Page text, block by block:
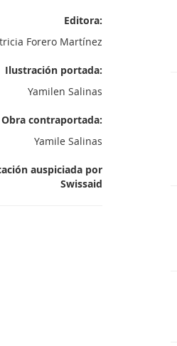
Editora:
Forero Martínez
Ilustración portada:
Yamilen Salinas
Obra contraportada:
Yamile Salinas
auspiciada por
Swissaid